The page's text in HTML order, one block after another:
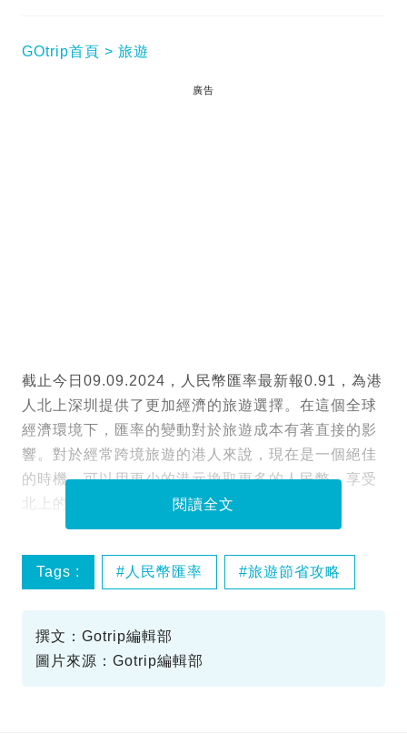
GOtrip首頁 旅遊
廣告
截止今日09.09.2024，人民幣匯率最新報0.91，為港
人北上深圳提供了更加經濟的旅遊選擇。在這個全球
經濟環境下，匯率的變動對於旅遊成本有著直接的影
響。對於經常跨境旅遊的港人來說，現在是一個絕佳
的時機，可以用更少的港元換取更多的人民幣，享受
北上的樂趣。
閱讀全文
Tags : 人民幣匯率 旅遊節省攻略
撰文：Gotrip編輯部
圖片來源：Gotrip編輯部